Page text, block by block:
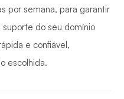
por semana, para garantir
do seu domínio
e confiável,
escolhida.